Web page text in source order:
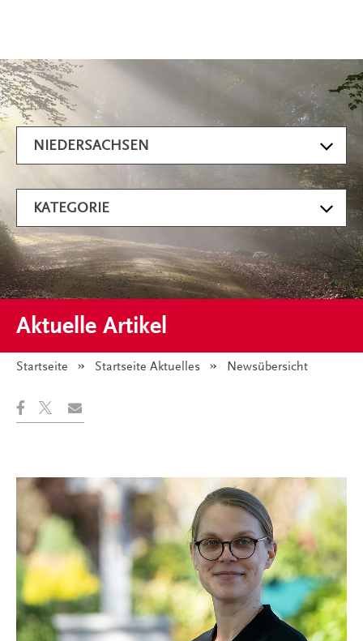
Aktuelle Artikel
Artikel filtern
NIEDERSACHSEN
KATEGORIE
Startseite Startseite Aktuelles Angezeigt:
Newsübersicht